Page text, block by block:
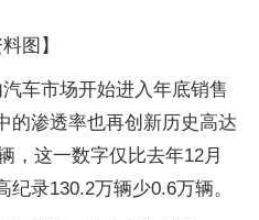
料图】
车市场开始进入年底销售
的渗透率也再创新历史高达
，这一数字仅比去年12月
录130.2万辆少0.6万辆。